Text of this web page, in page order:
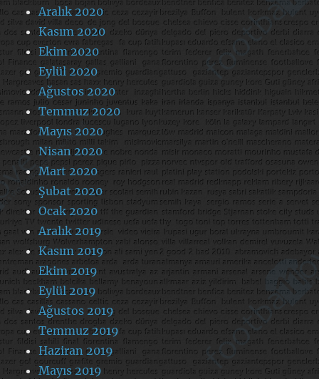
Aralık 2020
Kasım 2020
Ekim 2020
Eylül 2020
Ağustos 2020
Temmuz 2020
Mayıs 2020
Nisan 2020
Mart 2020
Şubat 2020
Ocak 2020
Aralık 2019
Kasım 2019
Ekim 2019
Eylül 2019
Ağustos 2019
Temmuz 2019
Haziran 2019
Mayıs 2019